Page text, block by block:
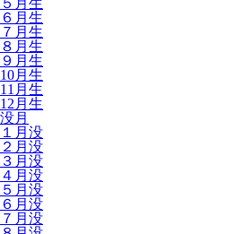
５月生
６月生
７月生
８月生
９月生
10月生
11月生
12月生
没月
１月没
２月没
３月没
４月没
５月没
６月没
７月没